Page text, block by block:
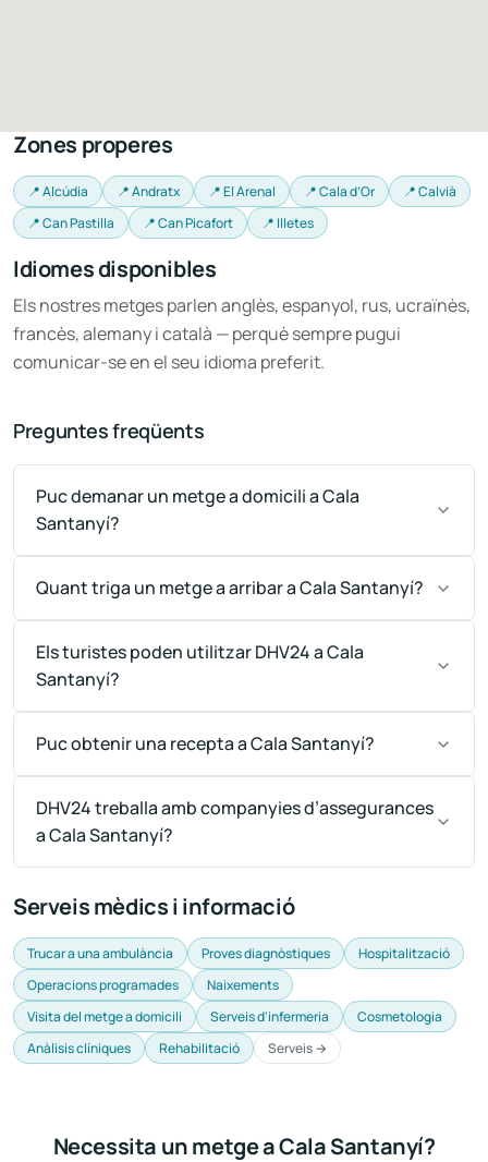
Zones properes
📍 Alcúdia 📍 Andratx 📍 El Arenal 📍 Cala d’Or
📍 Calvià
📍 Can Pastilla
📍 Can Picafort 📍 Illetes
Idiomes disponibles
Els nostres metges parlen anglès, espanyol, rus, ucraïnès,
francès, alemany i català — perquè sempre pugui
comunicar-se en el seu idioma preferit.
Preguntes freqüents
Puc demanar un metge a domicili a Cala
Santanyí?
Quant triga un metge a arribar a Cala Santanyí?
Els turistes poden utilitzar DHV24 a Cala
Santanyí?
Puc obtenir una recepta a Cala Santanyí?
DHV24 treballa amb companyies d’assegurances
a Cala Santanyí?
Serveis mèdics i informació
Trucar a una ambulància Proves diagnòstiques
Hospitalització
Operacions programades
Naixements
Visita del metge a domicili
Serveis d'infermeria
Cosmetologia
Anàlisis clíniques
Rehabilitació Serveis →
Necessita un metge a Cala Santanyí?